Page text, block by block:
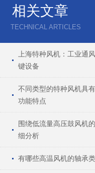
相关文章
TECHNICAL ARTICLES
上海特种风机：工业通
键设备
不同类型的特种风机具
功能特点
围绕低流量高压鼓风机
细分析
有哪些高温风机的轴承